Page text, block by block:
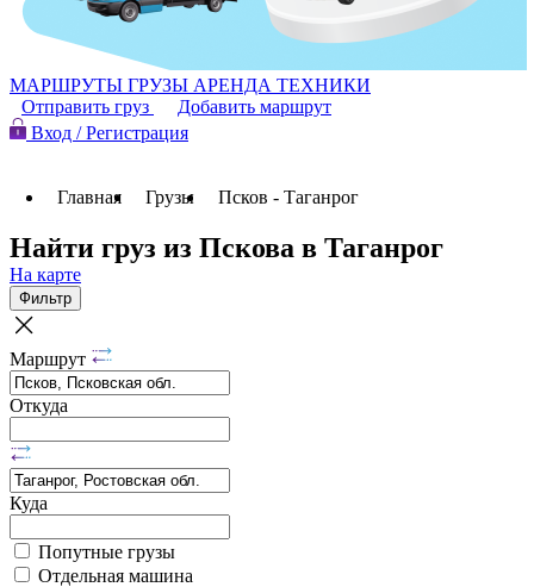
МАРШРУТЫ ГРУЗЫ АРЕНДА ТЕХНИКИ
Отправить груз
Добавить маршрут
Вход / Регистрация
Главная Грузы Псков - Таганрог
Найти груз из Пскова в Таганрог
На карте
Фильтр
Маршрут
Откуда
Куда
Попутные грузы
Отдельная машина